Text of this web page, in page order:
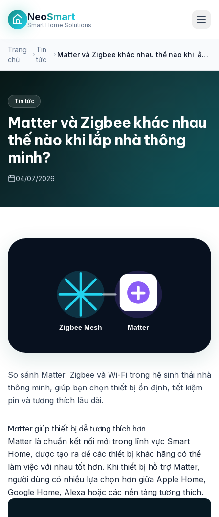
NeoSmart
Smart Home Solutions
Trang
chủ
Tin
tức
Matter và Zigbee khác nhau thế nào khi lắp
Tin tức
Matter và Zigbee khác nhau
thế nào khi lắp nhà thông
minh?
04/07/2026
So sánh Matter, Zigbee và Wi-Fi trong hệ sinh thái nhà
thông minh, giúp bạn chọn thiết bị ổn định, tiết kiệm
pin và tương thích lâu dài.
Matter giúp thiết bị dễ tương thích hơn
Matter là chuẩn kết nối mới trong lĩnh vực Smart
Home, được tạo ra để các thiết bị khác hãng có thể
làm việc với nhau tốt hơn. Khi thiết bị hỗ trợ Matter,
người dùng có nhiều lựa chọn hơn giữa Apple Home,
Google Home, Alexa hoặc các nền tảng tương thích.